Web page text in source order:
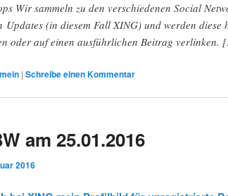
Wir sammeln zu den verschiedenen Social
Updates (in diesem Fall XING) und werden diese
oder auf einen ausführlichen Beitrag verlinken.
| Schreibe einen Kommentar
am 25.01.2016
2016